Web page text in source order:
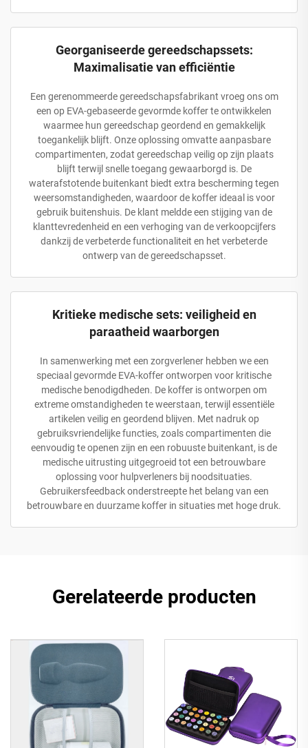
Georganiseerde gereedschapssets:
Maximalisatie van efficiëntie
Een gerenommeerde gereedschapsfabrikant vroeg ons om
een op EVA-gebaseerde gevormde koffer te ontwikkelen
waarmee hun gereedschap geordend en gemakkelijk
toegankelijk blijft. Onze oplossing omvatte aanpasbare
compartimenten, zodat gereedschap veilig op zijn plaats
blijft terwijl snelle toegang gewaarborgd is. De
waterafstotende buitenkant biedt extra bescherming tegen
weersomstandigheden, waardoor de koffer ideaal is voor
gebruik buitenshuis. De klant meldde een stijging van de
klanttevredenheid en een verhoging van de verkoopcijfers
dankzij de verbeterde functionaliteit en het verbeterde
ontwerp van de gereedschapsset.
Kritieke medische sets: veiligheid en
paraatheid waarborgen
In samenwerking met een zorgverlener hebben we een
speciaal gevormde EVA-koffer ontworpen voor kritische
medische benodigdheden. De koffer is ontworpen om
extreme omstandigheden te weerstaan, terwijl essentiële
artikelen veilig en geordend blijven. Met nadruk op
gebruiksvriendelijke functies, zoals compartimenten die
eenvoudig te openen zijn en een robuuste buitenkant, is de
medische uitrusting uitgegroeid tot een betrouwbare
oplossing voor hulpverleners bij noodsituaties.
Gebruikersfeedback onderstreepte het belang van een
betrouwbare en duurzame koffer in situaties met hoge druk.
Gerelateerde producten